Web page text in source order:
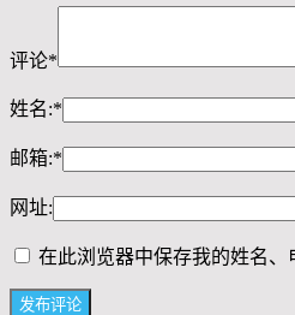
评论*
姓名:*
邮箱:*
网址:
在此浏览器中保存我的姓名、